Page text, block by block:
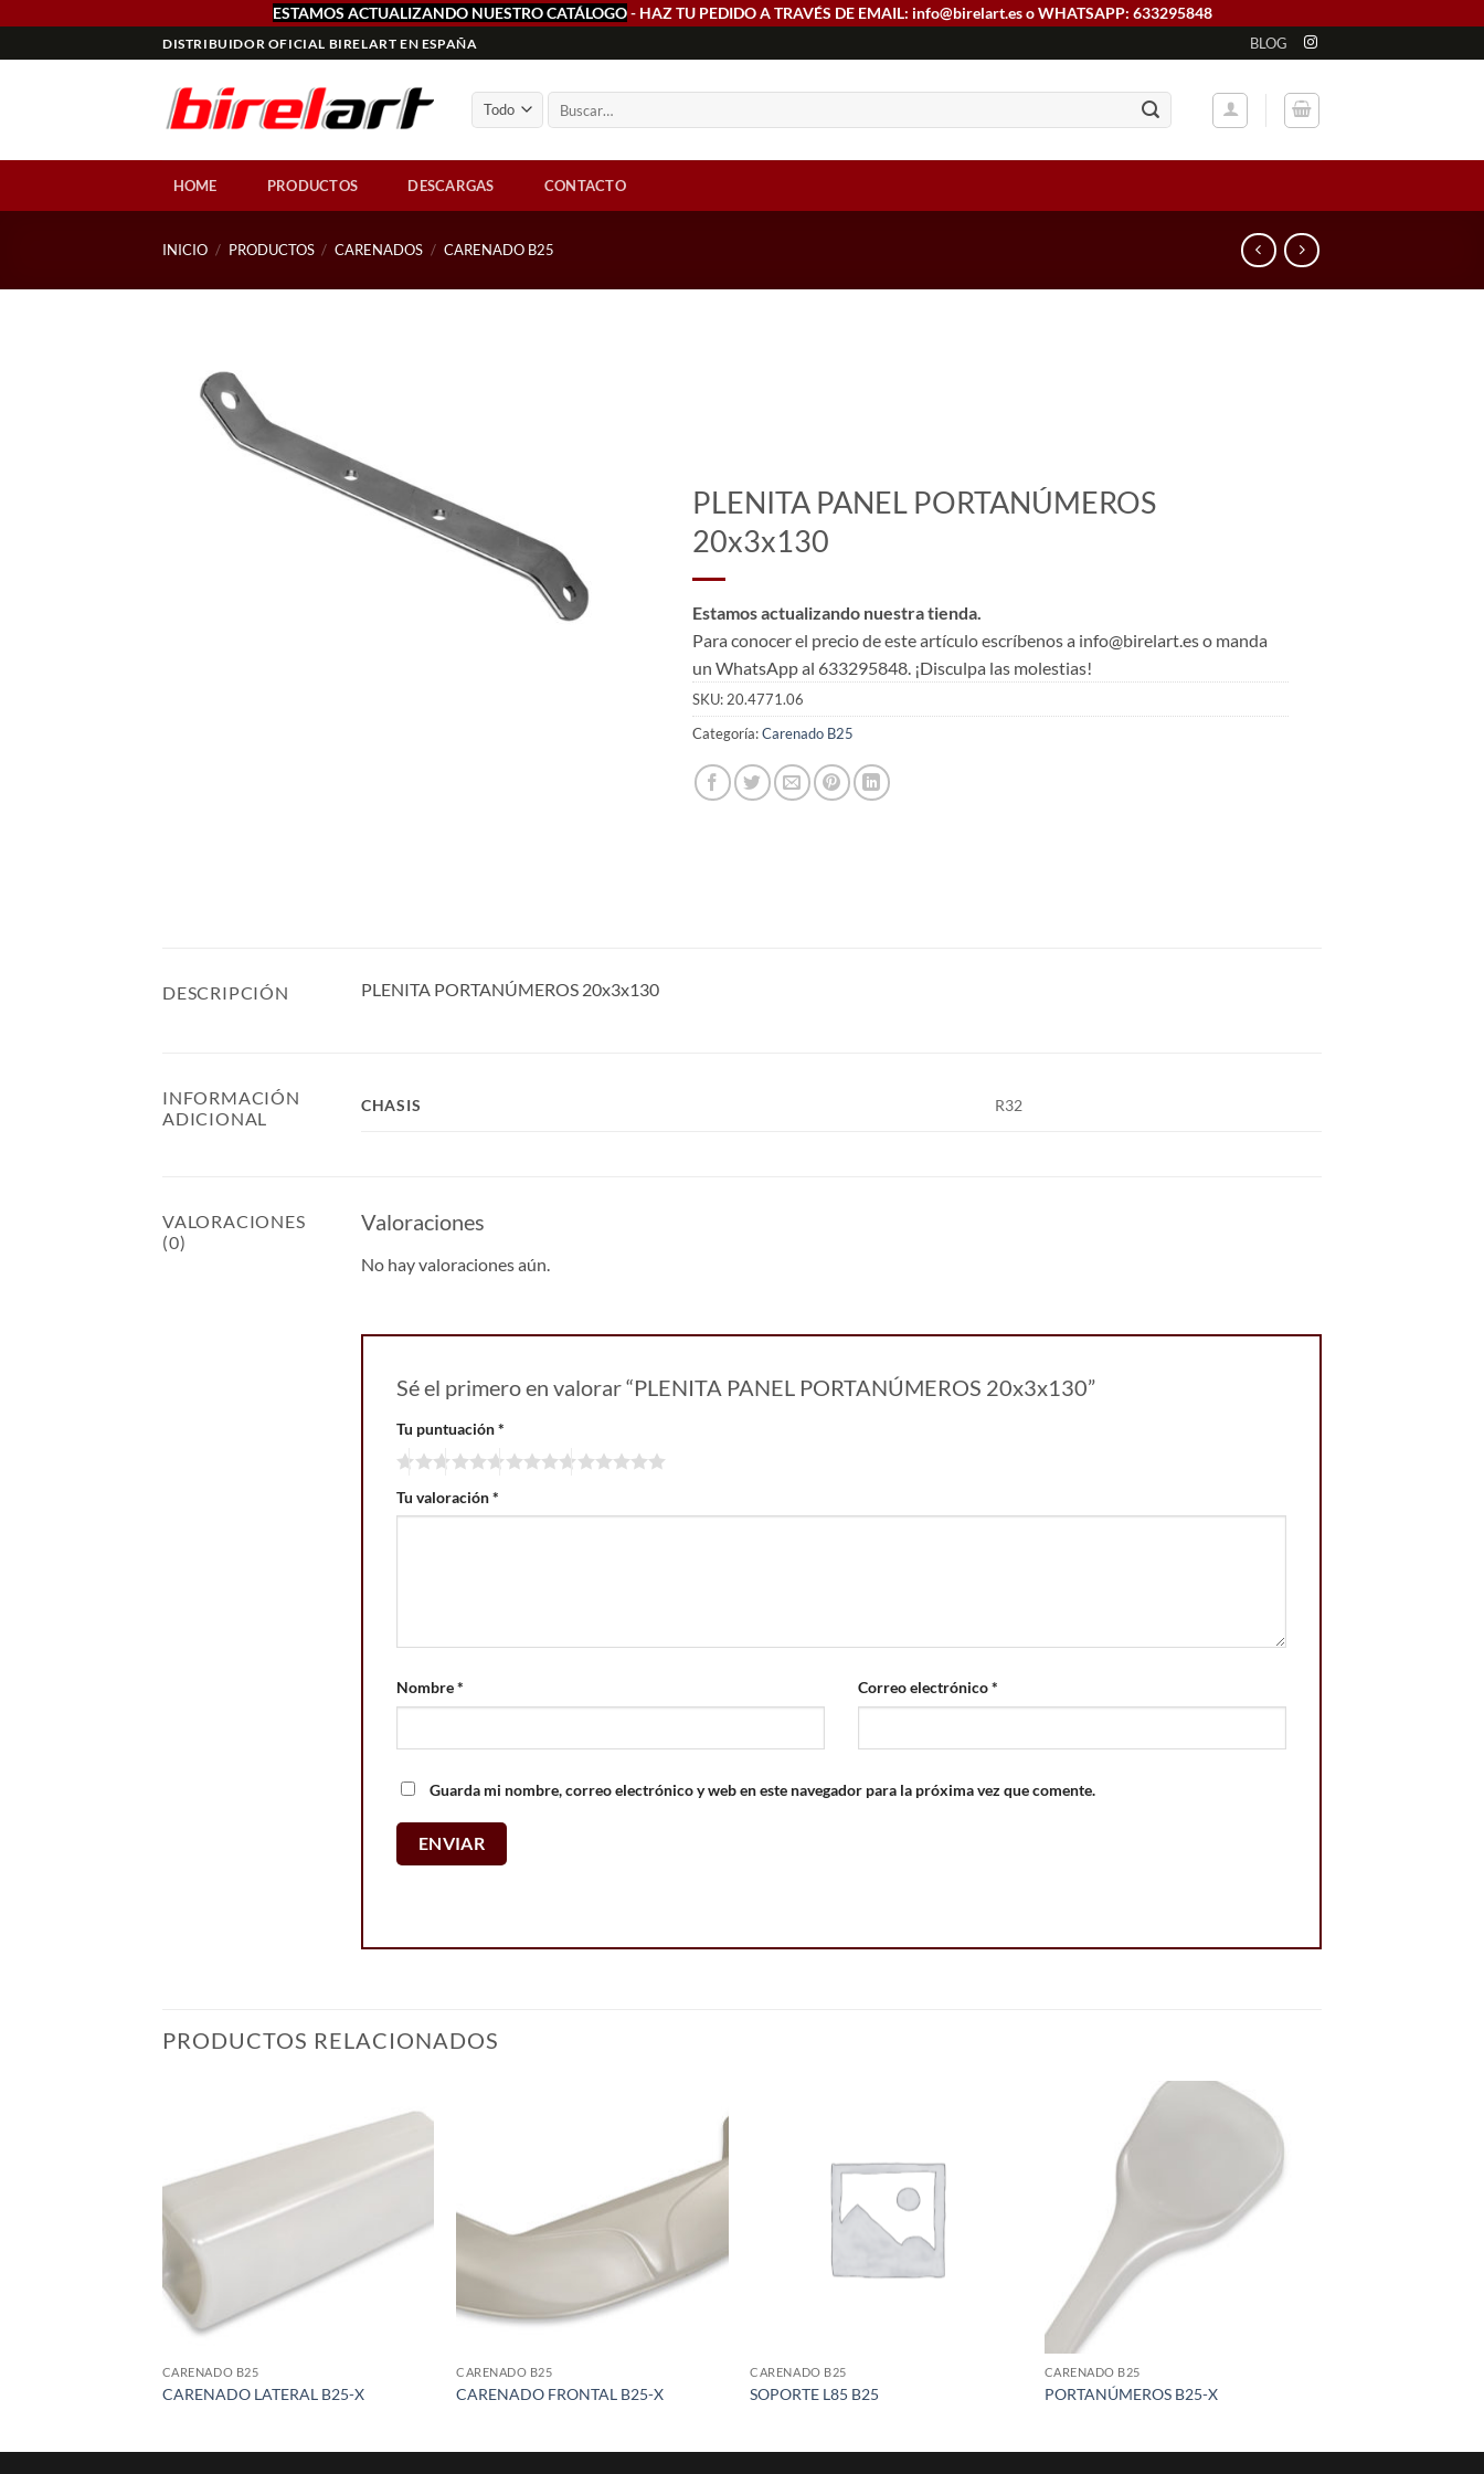
ESTAMOS ACTUALIZANDO NUESTRO CATÁLOGO- HAZ TU PEDIDO A TRAVÉS DE EMAIL: info@birelart.es o WHATSAPP: 633295848
al
DISTRIBUIDOR OFICIAL BIRELART EN ESPAÑA BLOG
HOME PRODUCTOS DESCARGAS CONTACTO
INICIO / PRODUCTOS / CARENADOS / CARENADO B25
PLENITA PANEL PORTANÚMEROS
20x3x130
Estamos actualizando nuestra tienda.
Para conocer el precio de este artículo escríbenos a info@birelart.es o manda
un WhatsApp al 633295848. ¡Disculpa las molestias!
SKU:20.4771.06
Categoría:Carenado B25
DESCRIPCIÓN PLENITA PORTANÚMEROS 20x3x130
INFORMACIÓN
ADICIONAL
CHASIS R32
VALORACIONES
(0)
Valoraciones
No hay valoraciones aún.
Sé el primero en valorar “PLENITA PANEL PORTANÚMEROS 20x3x130”
Tu puntuación*
Tu valoración*
Nombre* Correo electrónico*
Guarda mi nombre, correo electrónico y web en este navegador para la próxima vez que comente.
PRODUCTOS RELACIONADOS
wishlist
CARENADO B25
CARENADO LATERAL B25-X
CARENADO B25
CARENADO FRONTAL B25-X
CARENADO B25
SOPORTE L85 B25
Add to
CARENADO B25
PORTANÚMEROS B25-X